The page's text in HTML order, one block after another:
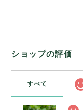
ショップの評価
すべて